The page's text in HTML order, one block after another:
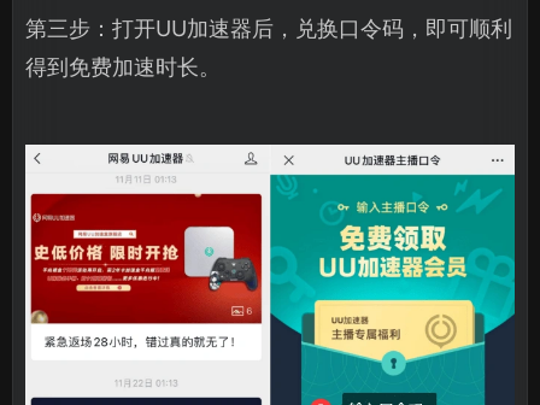
第三步：打开UU加速器后，兑换口令码，即可顺利
得到免费加速时长。